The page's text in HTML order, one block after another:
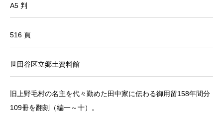
A5 判
516 頁
世田谷区立郷土資料館
旧上野毛村の名主を代々勤めた田中家に伝わる御用留158年間分
109冊を翻刻（編一～十）。